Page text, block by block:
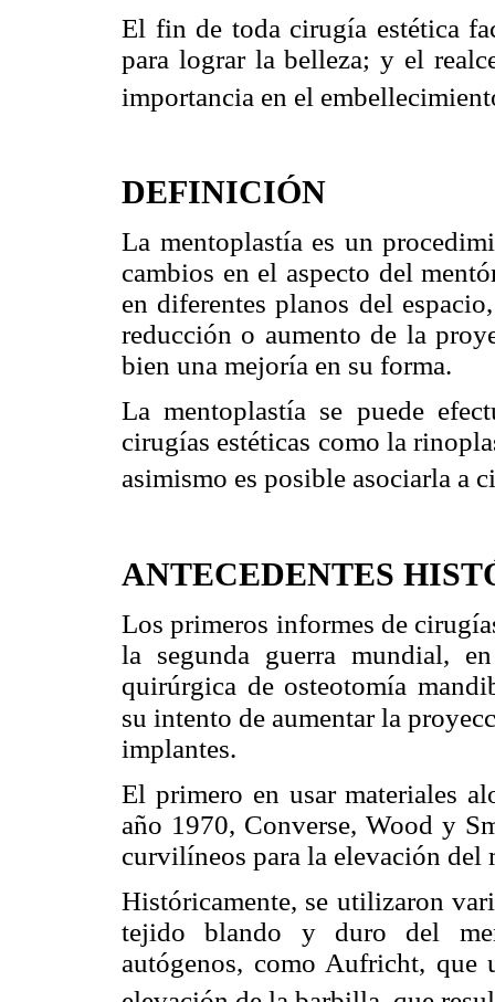
El fin de toda cirugía estética
para lograr la belleza; y el
importancia en el
DEFINICIÓN
La mentoplastía es un
cambios en el aspecto del
en diferentes planos del
reducción o aumento de la
bien una mejoría en su forma.
La mentoplastía se puede
cirugías estéticas como la
asimismo es posible asociarla a
ANTECEDENTES
Los primeros informes de
la segunda guerra mundial,
quirúrgica de osteotomía
su intento de aumentar la
implantes.
El primero en usar materiales
año 1970, Converse, Wood y
curvilíneos para la elevación del
Históricamente, se utilizaron
tejido blando y duro del
autógenos, como Aufricht, que